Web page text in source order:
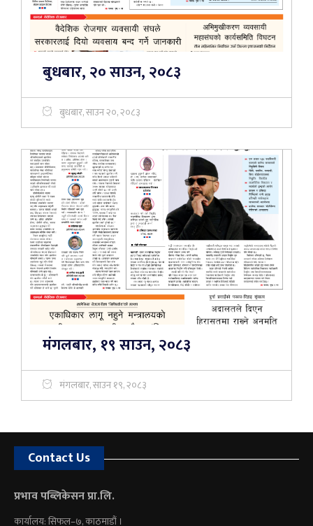
बुधबार, २० साउन, २०८३
बुधबार, साउन २०, २०८३
मंगलबार, १९ साउन, २०८३
मंगलबार, साउन १९, २०८३
Contact Us
प्रभाव पब्लिकेसन प्रा.लि.
कार्यालय: सिफल–७, काठमाडौं ।